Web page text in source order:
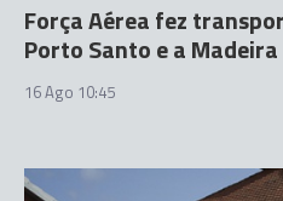
Força Aérea fez
Porto Santo e a Madeira
16 Ago 10:45